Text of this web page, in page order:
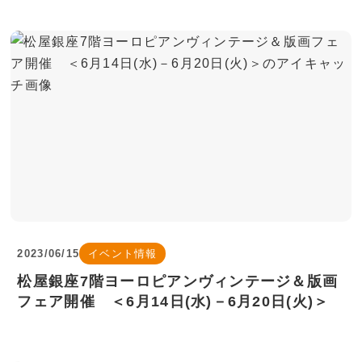
2023/06/15 イベント情報
松屋銀座7階ヨーロピアンヴィンテージ＆版画
フェア開催 ＜6月14日(水)－6月20日(火)＞